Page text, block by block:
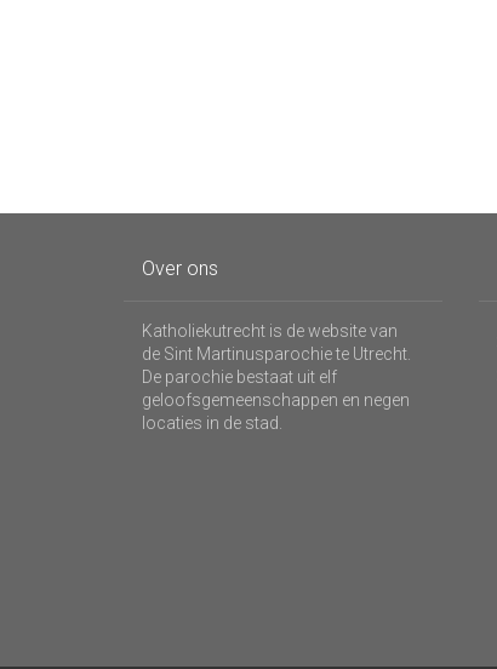
Over ons
Katholiekutrecht is de website van
de Sint Martinusparochie te Utrecht.
De parochie bestaat uit elf
geloofsgemeenschappen en negen
locaties in de stad.